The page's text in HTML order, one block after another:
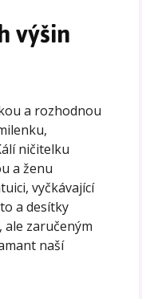
výšin
a rozhodnou
ničitelku
a ženu
vyčkávající
a desítky
ale zaručeným
naší